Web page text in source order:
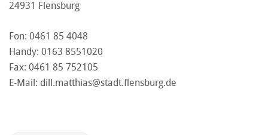
24931 Flensburg
Fon: 0461 85 4048
Handy: 0163 8551020
Fax: 0461 85 752105
E-Mail: dill.matthias@stadt.flensburg.de